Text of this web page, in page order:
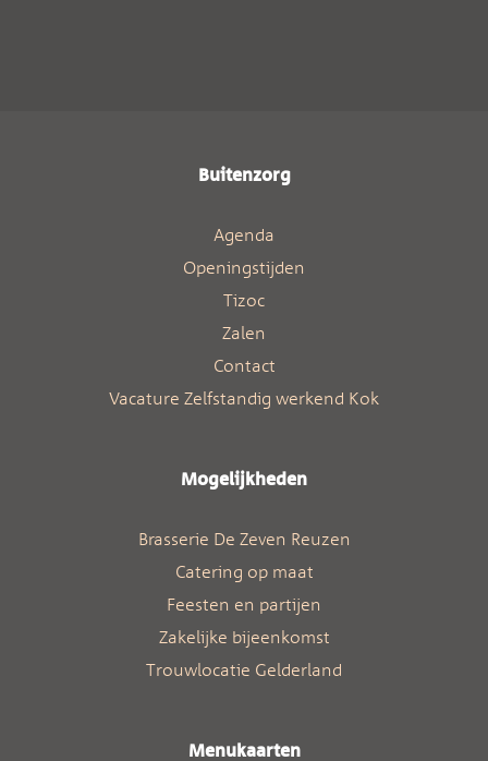
Buitenzorg
Agenda
Openingstijden
Tizoc
Zalen
Contact
Vacature Zelfstandig werkend Kok
Mogelijkheden
Brasserie De Zeven Reuzen
Catering op maat
Feesten en partijen
Zakelijke bijeenkomst
Trouwlocatie Gelderland
Menukaarten